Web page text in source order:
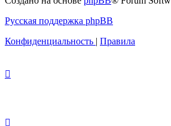
Русская поддержка phpBB
Конфиденциальность | Правила